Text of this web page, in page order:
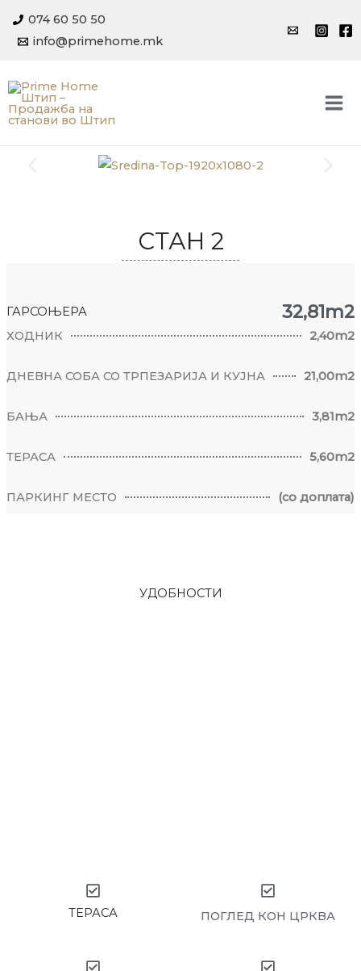
074 60 50 50
info@primehome.mk
СТАН 2
ГАРСОЊЕРА 32,81m2
ХОДНИК 2,40m2
ДНЕВНА СОБА СО ТРПЕЗАРИЈА И КУЈНА 21,00m2
БАЊА 3,81m2
ТЕРАСА 5,60m2
ПАРКИНГ МЕСТО (со доплата)
УДОБНОСТИ
ПОГЛЕД КОН ЦРКВА
ТЕРАСА